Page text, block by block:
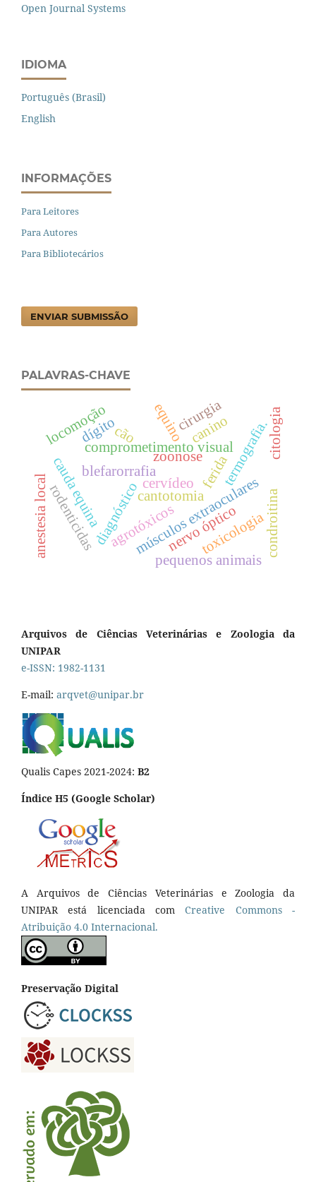
Open Journal Systems
IDIOMA
Português (Brasil)
English
INFORMAÇÕES
Para Leitores
Para Autores
Para Bibliotecários
ENVIAR SUBMISSÃO
PALAVRAS-CHAVE
blefarorrafia
cantotomia
comprometimento visual
músculos extraoculares
nervo óptico
ferida
dígito equino
diagnóstico
cauda equina
canino
agrotóxicos
pequenos animais
rodenticidas toxicologia
cervídeo
condroitina
locomoção termografia.
anestesia local
cirurgia citologia
cão
zoonose
Arquivos de Ciências Veterinárias e Zoologia da
UNIPAR
e-ISSN: 1982-1131
E-mail: arqvet@unipar.br
Qualis Capes 2021-2024: B2
Índice H5 (Google Scholar)
A Arquivos de Ciências Veterinárias e Zoologia da
UNIPAR está licenciada comCreative Commons -
Atribuição 4.0 Internacional.
Preservação Digital